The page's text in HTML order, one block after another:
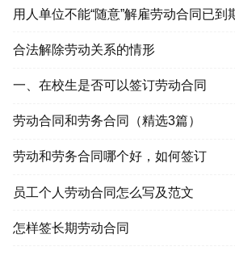
合法解除劳动关系的情形
一、在校生是否可以签订劳动合同
劳动合同和劳务合同（精选3篇）
劳动和劳务合同哪个好，如何签订
员工个人劳动合同怎么写及范文
怎样签长期劳动合同